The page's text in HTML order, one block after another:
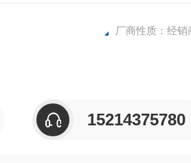
厂商性质：经销
15214375780